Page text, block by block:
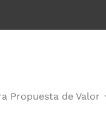
Propuesta de Valor